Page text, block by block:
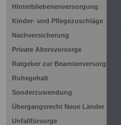
Hinterbliebenenversorgung
Kinder- und Pflegezuschläge
Nachversicherung
Private Altersvorsorge
Ratgeber zur Beamtenversorgung
Ruhegehalt
Sonderzuwendung
Übergangsrecht Neue Länder
Unfallfürsorge